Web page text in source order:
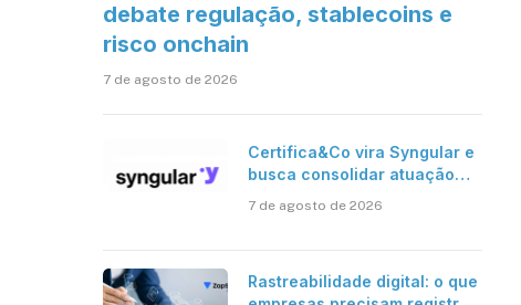
debate regulação, stablecoins e
risco onchain
7 de agosto de 2026
Certifica&Co vira Syngular e
busca consolidar atuação
7 de agosto de 2026
Rastreabilidade digital: o que